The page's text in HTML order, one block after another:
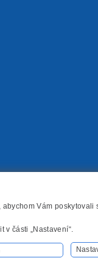
abychom Vám
v části „Nastavení“.